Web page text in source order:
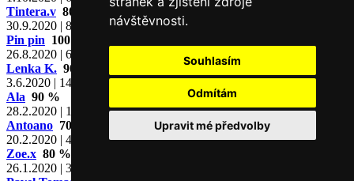
návštěvnosti.
Souhlasím
Odmítám
Upravit mé předvolby
Tintera.v 80 %
30.9.2020 | 88 hodnocení
Pin pin 100 %
26.8.2020 | 63 hodnocení
Lenka K. 90 %
3.6.2020 | 144 hodnocení
Ala 90 %
28.2.2020 | 183 hodnocení
Antoano 70 %
20.2.2020 | 42 hodnocení
Zoe.x 80 %
26.1.2020 | 38 hodnocení